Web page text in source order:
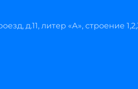
д.11, литер «А», строение